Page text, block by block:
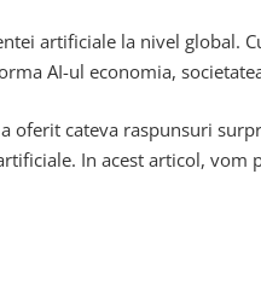
artificiale la nivel global.
AI-ul economia,
oferit cateva raspunsuri
In acest articol,